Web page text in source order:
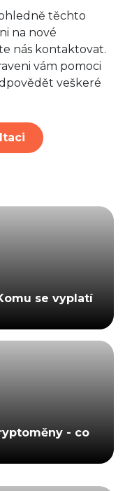
těchto
na nové
nás kontaktovat.
vám pomoci
veškeré
se vyplatí
- co